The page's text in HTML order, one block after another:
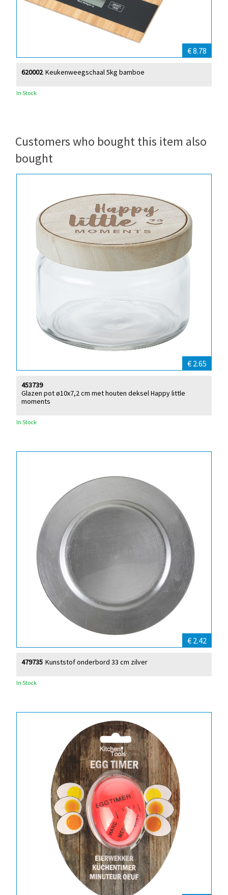
€ 8.78
Keukenweegschaal 5kg bamboe
620002
In Stock
Customers who bought this item also
bought
€ 2.65
Glazen pot ø10x7,2 cm met houten deksel Happy little
moments
453739
In Stock
€ 2.42
Kunststof onderbord 33 cm zilver
479735
In Stock